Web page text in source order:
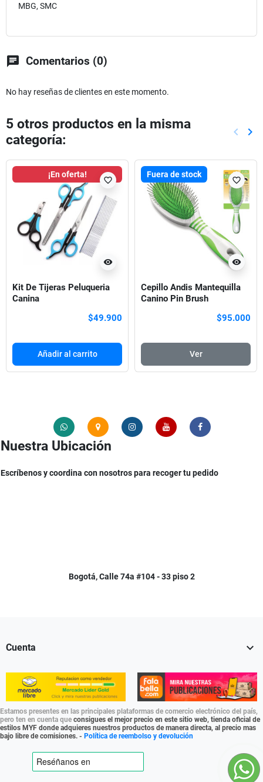
MBG, SMC
chat Comentarios (0)
No hay reseñas de clientes en este momento.
5 otros productos en la misma
categoría:
keyboard_arrow_left keyboard_arrow_right
¡En oferta!
visibility
favorite_border
Kit De Tijeras Peluqueria
Canina
$49.900
Añadir al carrito
Fuera de stock
visibility
favorite_border
Cepillo Andis Mantequilla
Canino Pin Brush
$95.000
Ver
Nuestra Ubicación
Escríbenos y coordina con nosotros para recoger tu pedido
Bogotá, Calle 74a #104 - 33 piso 2
Cuenta 
Estamos presentes en las principales plataformas de comercio electrónico del país,
pero ten en cuenta que consigues el mejor precio en este sitio web, tienda oficial de
estilos MYF donde adquieres nuestros productos de manera directa, al precio mas
bajo libre de comisiones. - Política de reembolso y devolución